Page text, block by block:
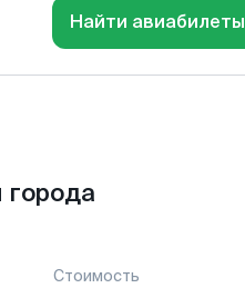
Найти авиабилеты
Стоимость